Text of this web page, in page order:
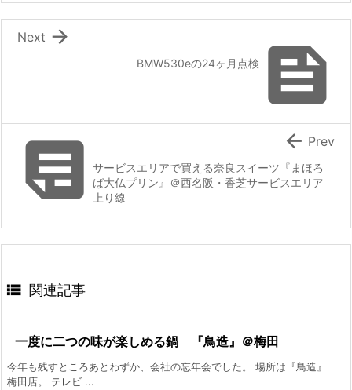

BMW530eの24ヶ月点検

Next
サービスエリアで買える奈良スイーツ『まほろ
ば大仏プリン』＠西名阪・香芝サービスエリア
上り線
 Prev
 関連記事
一度に二つの味が楽しめる鍋 『鳥造』＠梅田
今年も残すところあとわずか、会社の忘年会でした。 場所は『鳥造』
梅田店。 テレビ ...